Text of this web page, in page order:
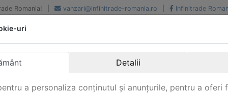
Romania! vanzari@infinitrade-romania.ro Infinitrade
renume
National si international
Livrari din stoc intern
uri
Detalii
a personaliza conținutul și anunțurile, pentru a oferi